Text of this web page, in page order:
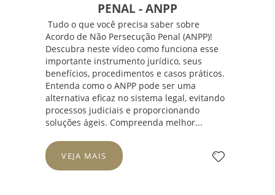
PENAL - ANPP
Tudo o que você precisa saber sobre
Acordo de Não Persecução Penal (ANPP)!
Descubra neste vídeo como funciona esse
importante instrumento jurídico, seus
benefícios, procedimentos e casos práticos.
Entenda como o ANPP pode ser uma
alternativa eficaz no sistema legal, evitando
processos judiciais e proporcionando
soluções ágeis. Compreenda melhor...
VEJA MAIS